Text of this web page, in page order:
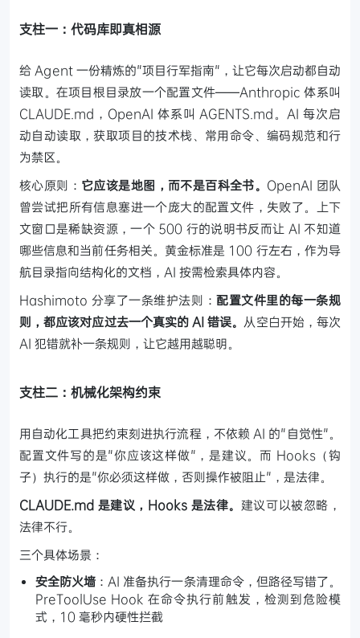
支柱一：代码库即真相源
给 Agent 一份精炼的"项目行军指南"，让它每次启动都自动
读取。在项目根目录放一个配置文件——Anthropic 体系叫
CLAUDE.md，OpenAI 体系叫 AGENTS.md。AI 每次启
动自动读取，获取项目的技术栈、常用命令、编码规范和行
为禁区。
核心原则： 它应该是地图，而不是百科全书。 OpenAI 团队
曾尝试把所有信息塞进一个庞大的配置文件，失败了。上下
文窗口是稀缺资源，一个 500 行的说明书反而让 AI 不知道
哪些信息和当前任务相关。黄金标准是 100 行左右，作为导
航目录指向结构化的文档，AI 按需检索具体内容。
Hashimoto 分享了一条维护法则：配置文件里的每一条规
则，都应该对应过去一个真实的 AI 错误。 从空白开始，每次
AI 犯错就补一条规则，让它越用越聪明。
支柱二：机械化架构约束
用自动化工具把约束刻进执行流程，不依赖 AI 的"自觉性"。
配置文件写的是"你应该这样做"，是建议。而 Hooks（钩
子）执行的是"你必须这样做，否则操作被阻止"，是法律。
CLAUDE.md 是建议，Hooks 是法律。 建议可以被忽略，
法律不行。
三个具体场景：
安全防火墙 ：AI 准备执行一条清理命令，但路径写错了。
PreToolUse Hook 在命令执行前触发，检测到危险模
式，10 毫秒内硬性拦截